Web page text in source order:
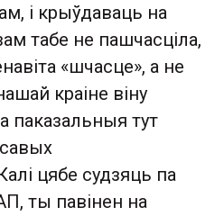
і крыўдаваць на
табе не пашчасціла,
«шчасце», а не
краіне віну
паказальныя тут
цябе судзяць па
ты павінен на